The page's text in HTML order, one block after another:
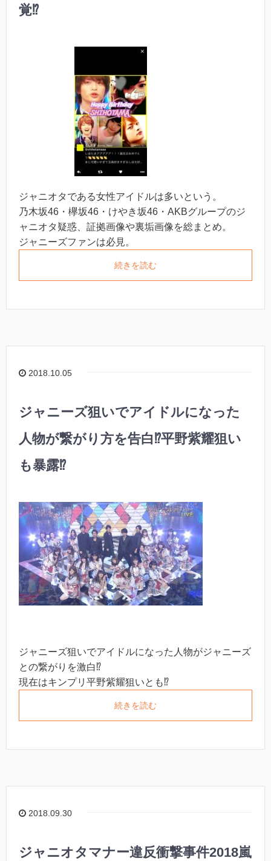
覚⁉︎
ジャニオタである女性アイドルは多いという。
乃木坂46・欅坂46・けやき坂46・AKBグループのジ
ャニオタ疑惑、証拠画像や裏垢画像を総まとめ。
ジャニーズファンは必見。
続きを読む
2018.10.05
ジャニーズ狙いでアイドルになった
人物が繋がり方を告白⁉︎平野紫耀狙い
も暴露⁉︎
ジャニーズ狙いでアイドルになった人物がジャニーズ
との繋がりを激白⁉︎
現在はキンプリ平野紫耀狙いとも⁉︎
続きを読む
2018.09.30
ジャニオタマナー違反衝撃事件2018嵐